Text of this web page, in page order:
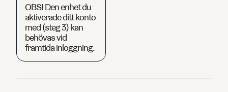
OBS! Den enhet du
aktiverade ditt konto
med (steg 3) kan
behövas vid
framtida inloggning.